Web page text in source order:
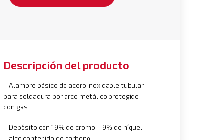
Descripción del producto
– Alambre básico de acero inoxidable tubular
para soldadura por arco metálico protegido
con gas
– Depósito con 19% de cromo – 9% de níquel
– alto contenido de carbono